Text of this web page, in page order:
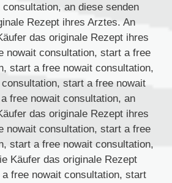
an diese senden
Rezept ihres Arztes. An
das originale Rezept ihres
nowait consultation, start a free
start a free nowait consultation,
start a free nowait
free nowait consultation, an
das originale Rezept ihres
nowait consultation, start a free
start a free nowait consultation,
Käufer das originale Rezept
free nowait consultation, start